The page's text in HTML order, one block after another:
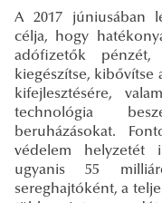
A 2017 júniusában
célja, hogy
adófizetők
kiegészítse,
kifejlesztésére,
technológia
beruházásokat.
védelem helyzetét
ugyanis 55
sereghajtóként, a